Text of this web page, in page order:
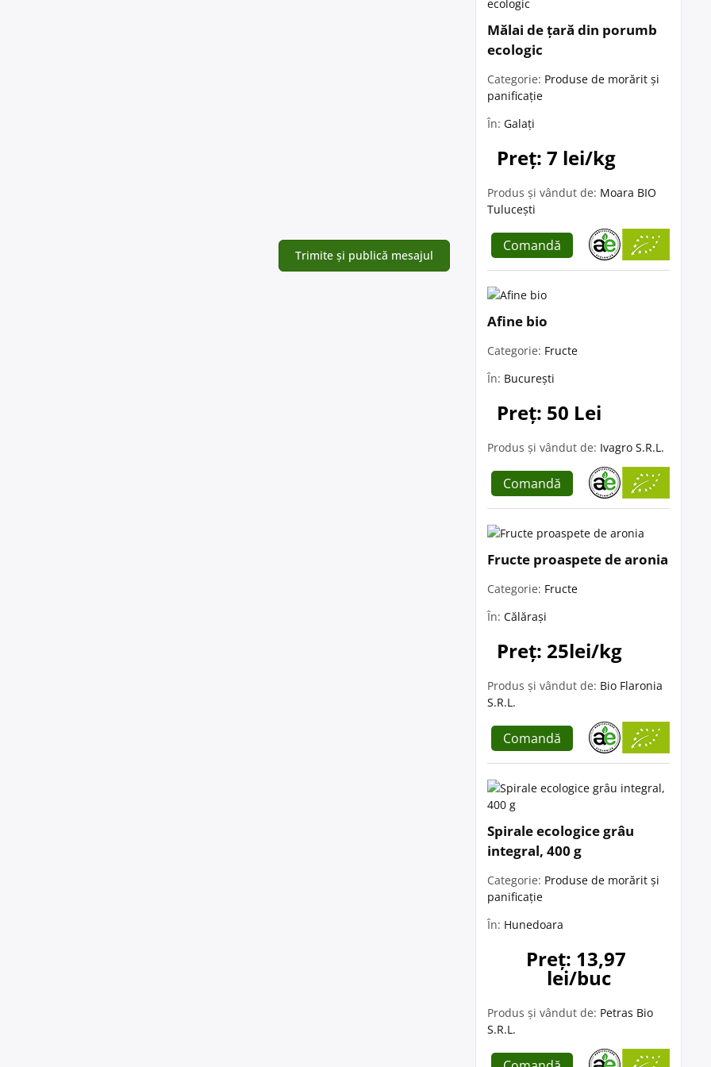
Mălai de țară din porumb
ecologic
Categorie: Produse de morărit și
panificație
În: Galați
Preț: 7 lei/kg
Produs și vândut de: Moara BIO
Tulucești
Comandă
Afine bio
Categorie: Fructe
În: București
Preț: 50 Lei
Produs și vândut de: Ivagro S.R.L.
Comandă
Fructe proaspete de aronia
Categorie: Fructe
În: Călărași
Preț: 25lei/kg
Produs și vândut de: Bio Flaronia
S.R.L.
Comandă
Spirale ecologice grâu
integral, 400 g
Categorie: Produse de morărit și
panificație
În: Hunedoara
Preț: 13,97
lei/buc
Produs și vândut de: Petras Bio
S.R.L.